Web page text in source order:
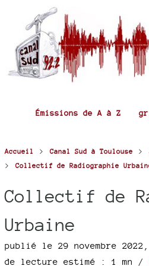
Émissions de A à Z
Accueil > Canal Sud à Toulouse >
> Collectif de Radiographie
Collectif de
Urbaine
publié le 29 novembre 2022
de lecture estimé : 1 mn /